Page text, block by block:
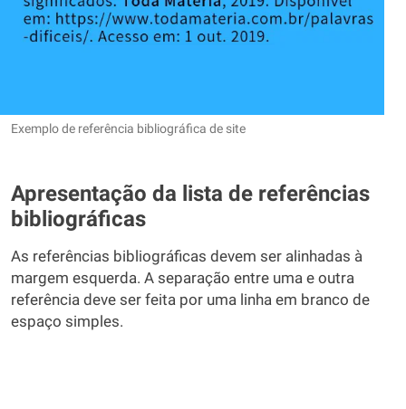
Exemplo de referência bibliográfica de site
Apresentação da lista de referências
bibliográficas
As referências bibliográficas devem ser alinhadas à
margem esquerda. A separação entre uma e outra
referência deve ser feita por uma linha em branco de
espaço simples.